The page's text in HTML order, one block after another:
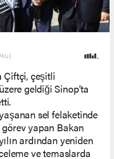
Çiftçi, çeşitli
geldiği Sinop’ta
yaşanan sel felaketinde
yapan Bakan
ardından yeniden
ve temaslarda